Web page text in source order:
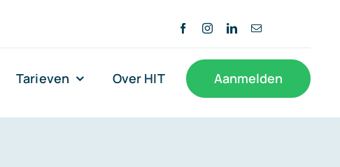
Tarieven Over HIT Aanmelden